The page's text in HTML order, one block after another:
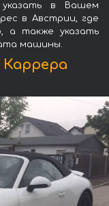
в Вашем
в Австрии, где
а также указать
машины.